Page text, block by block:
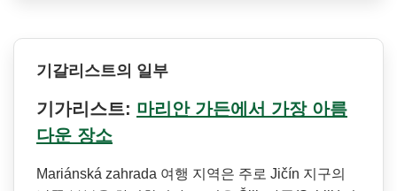
기갈리스트의 일부
기가리스트: 마리안 가든에서 가장 아름
다운 장소
Mariánská zahrada 여행 지역은 주로 Jičín 지구의